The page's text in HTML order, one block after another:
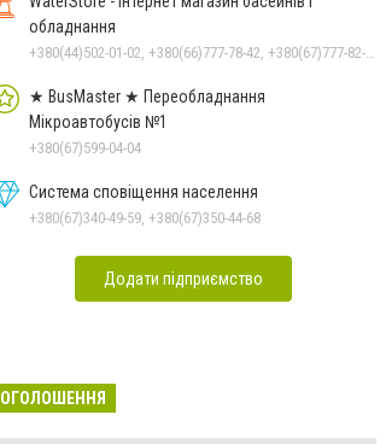
обладнання
★ BusMaster ★ Переобладнання
Мікроавтобусів №1
+380(67)599-04-04
Система сповіщення населення
+380(67)340-49-59, +380(67)350-44-68
Додати підприємство
ОГОЛОШЕННЯ